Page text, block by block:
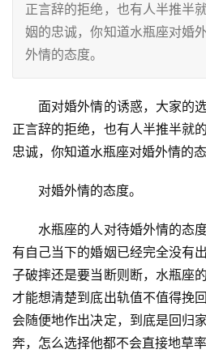
正言辞的拒绝，也有人半推半
姻的忠诚，你知道水瓶座对
外情的态度。
面对婚外情的诱惑，大家的选
正言辞的拒绝，也有人半推半就
忠诚，你知道水瓶座对婚外情的态
对婚外情的态度。
水瓶座的人对待婚外情的态度
有自己当下的婚姻已经完全没有
子破摔还是要当断则断，水瓶座
才能想清楚到底出轨值不值得挽
会随便地作出决定，到底是回归
奔，怎么选择他都不会直接地草率